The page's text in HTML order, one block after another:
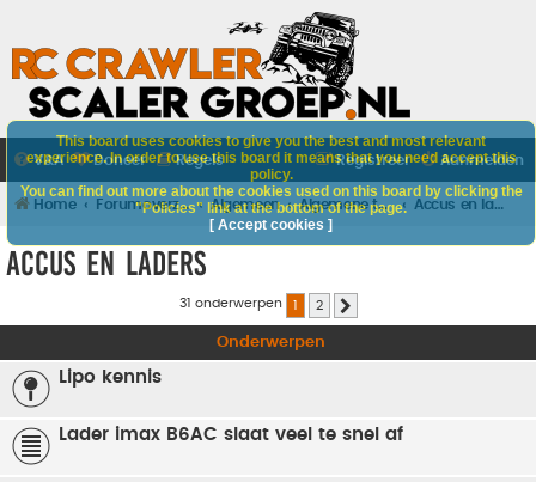
V&A Doneer Regels Aanmelden
Registreer
Home Forumoverzicht Algemeen Algemene techniek Accus en laders
Accus en laders
31 onderwerpen 2
Onderwerpen
Lipo kennis
Lader imax B6AC slaat veel te snel af
This board uses cookies to give you the best and most relevant
experience. In order to use this board it means that you need accept this
policy.
You can find out more about the cookies used on this board by clicking the
"Policies" link at the bottom of the page.
[ Accept cookies ]